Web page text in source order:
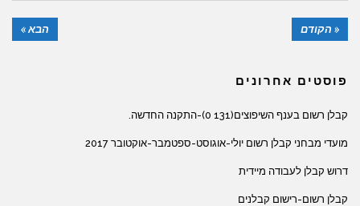
« הקודם הבא »
פוסטים אחרונים
קבלן רשום בענף השיפוצים(131 0)-התקנה החדשה.
מועדי מבחני קבלן רשום יולי-אוגוסט-ספטמבר-אוקטובר 2017
דרוש קבלן לעבודה מיידית
קבלן רשום-רישום קבלנים